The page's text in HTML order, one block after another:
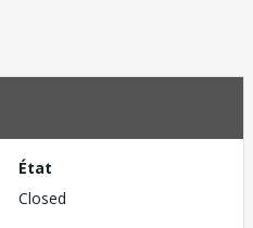
État
Closed